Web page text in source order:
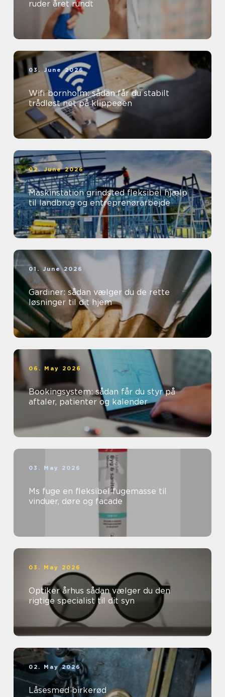
ruder året rundt
03. June 2026
Wifi bornholm: sådan får du stabilt
trådløst net på klippeøen
02. June 2026
Maskinstation grindsted fleksibel hjælp
til landbrug og entreprenørarbejde
01. June 2026
Gardiner: sådan vælger du de rette
løsninger til dit hjem
06. May 2026
Bookingsystem: sådan får du styr på
aftaler, patienter og kalender
03. May 2026
Ms fuge en fleksibel fugemasse til
vinduer, døre og facade
03. May 2026
Optiker århus sådan vælger du den
rigtige specialist til dit syn
02. May 2026
Låsesmed birkerød